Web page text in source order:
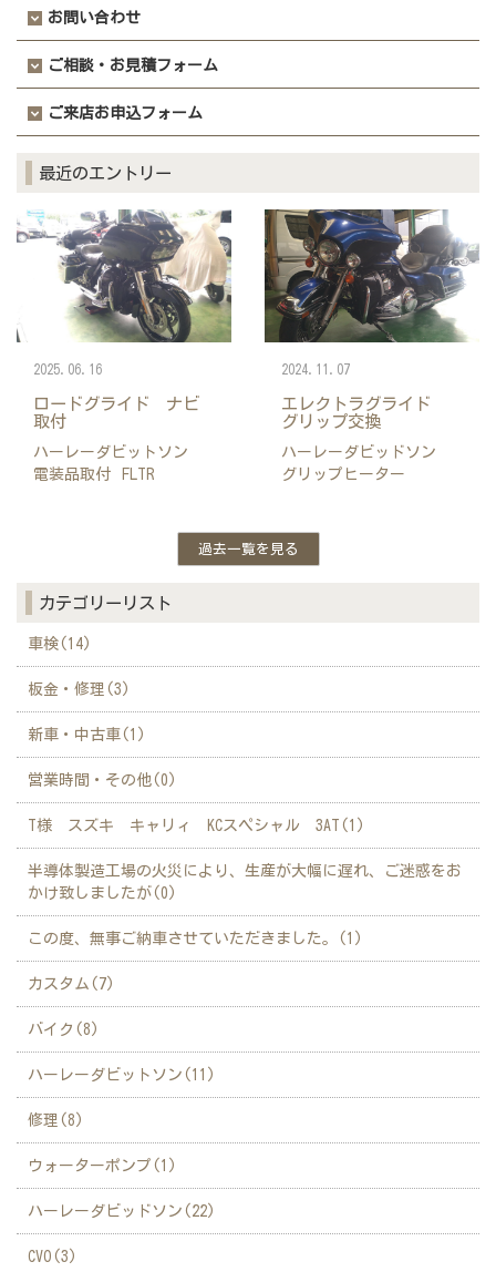
お問い合わせ
ご相談・お見積フォーム
ご来店お申込フォーム
最近のエントリー
ロードグライド ナビ
取付
2025.06.16
ハーレーダビットソン
電装品取付
FLTR
エレクトラグライド
グリップ交換
2024.11.07
ハーレーダビッドソン
グリップヒーター
過去一覧を見る
カテゴリーリスト
車検(14)
板金・修理(3)
新車・中古車(1)
営業時間・その他(0)
T様 スズキ キャリィ KCスペシャル 3AT(1)
半導体製造工場の火災により、生産が大幅に遅れ、ご迷惑をお
かけ致しましたが(0)
この度、無事ご納車させていただきました。(1)
カスタム(7)
バイク(8)
ハーレーダビットソン(11)
修理(8)
ウォーターポンプ(1)
ハーレーダビッドソン(22)
CVO(3)